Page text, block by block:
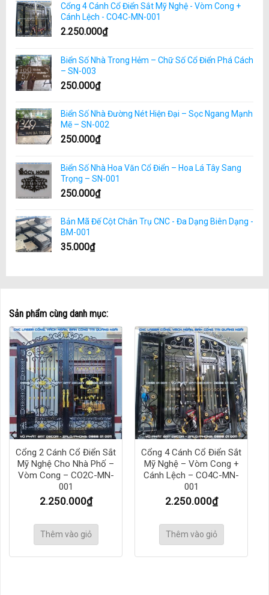
Cổng 4 Cánh Cổ Điển Sắt Mỹ Nghệ - Vòm Cong +
Cánh Lệch - CO4C-MN-001
2.250.000₫
Biển Số Nhà Trong Hẻm – Chữ Số Cổ Điển Phá Cách
– SN-003
250.000₫
Biển Số Nhà Đường Nét Hiện Đại – Sọc Ngang Mạnh
Mẽ – SN-002
250.000₫
Biển Số Nhà Hoa Văn Cổ Điển – Hoa Lá Tây Sang
Trọng – SN-001
250.000₫
Bản Mã Đế Cột Chân Trụ CNC - Đa Dạng Biên Dạng -
BM-001
35.000₫
Sản phẩm cùng danh mục:
Cổng 2 Cánh Cổ Điển Sắt
Mỹ Nghệ Cho Nhà Phố –
Vòm Cong – CO2C-MN-
001
2.250.000₫
Thêm vào giỏ
Cổng 4 Cánh Cổ Điển Sắt
Mỹ Nghệ – Vòm Cong +
Cánh Lệch – CO4C-MN-
001
2.250.000₫
Thêm vào giỏ